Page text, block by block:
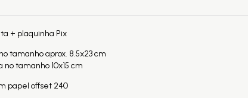
+ plaquinha Pix
tamanho aprox. 8.5x23 cm
no tamanho 10x15 cm
papel offset 240